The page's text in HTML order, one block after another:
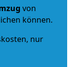
von
können.
nur